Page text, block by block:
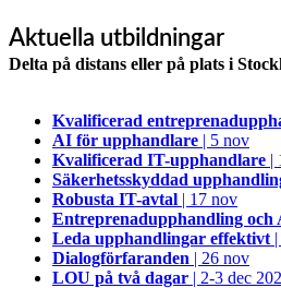
Aktuella utbildningar
Delta på distans eller på plats i
Kvalificerad
AI för upphandlare | 5 nov
Kvalificerad IT-upphandlare |
Säkerhetsskyddad
Robusta IT-avtal | 17 nov
Entreprenadupphandling och
Leda upphandlingar effektivt
Dialogförfaranden | 26 nov
LOU på två dagar | 2-3 dec